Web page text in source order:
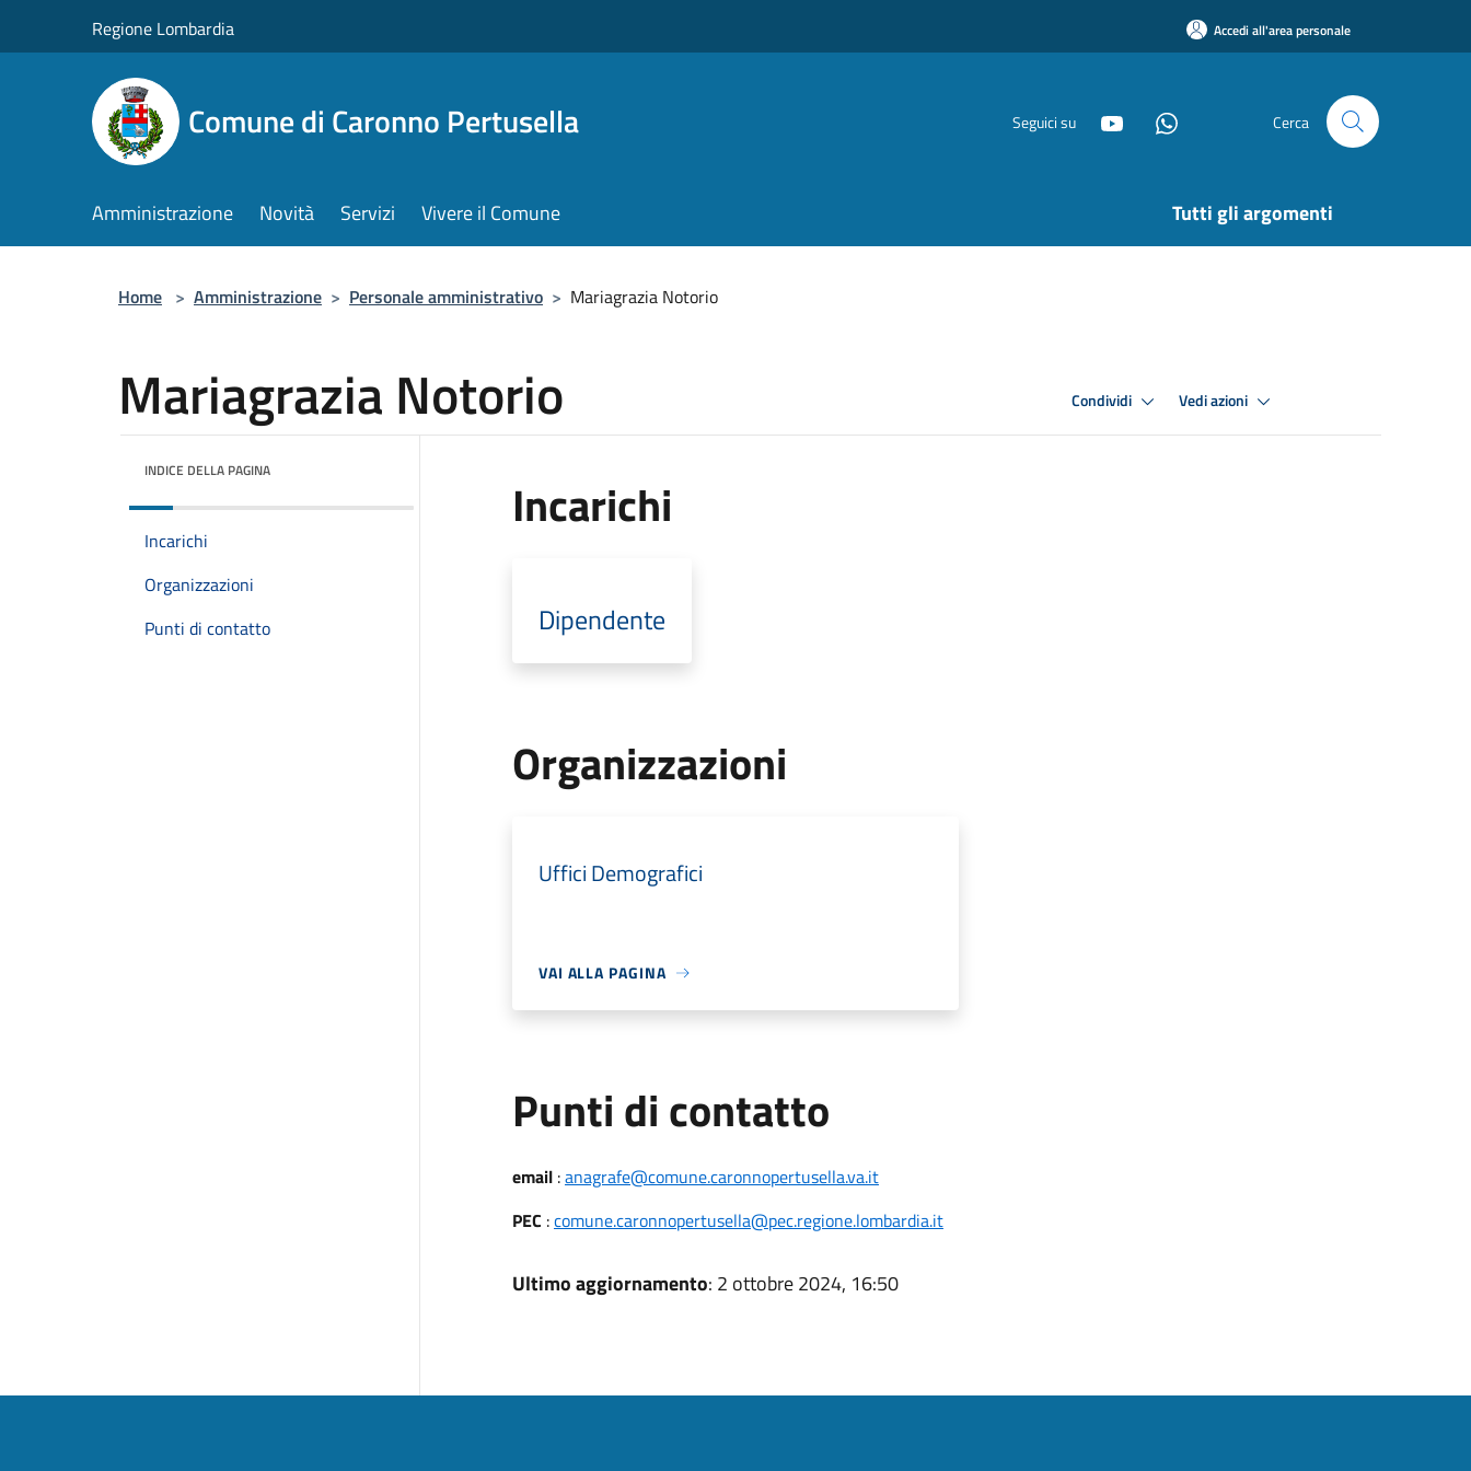
Regione Lombardia Accedi all'area personale
Comune di Caronno Pertusella Seguici su Cerca
Amministrazione Novità Servizi Vivere il Comune Tutti gli argomenti
Home > Amministrazione > Personale amministrativo > Mariagrazia Notorio
Mariagrazia Notorio Condividi Vedi azioni
INDICE DELLA PAGINA
Incarichi
Organizzazioni
Punti di contatto
Incarichi
Dipendente
Organizzazioni
Uffici Demografici
VAI ALLA PAGINA
Punti di contatto
email:anagrafe@comune.caronnopertusella.va.it
PEC :comune.caronnopertusella@pec.regione.lombardia.it
Ultimo aggiornamento: 2 ottobre 2024, 16:50